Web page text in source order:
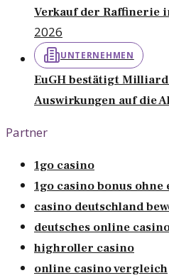
Verkauf der Raffinerie
2026
UNTERNEHMEN
EuGH bestätigt
Auswirkungen auf die
Partner
1go casino
1go casino bonus ohne
casino deutschland
deutsches online
highroller casino
online casino vergleich